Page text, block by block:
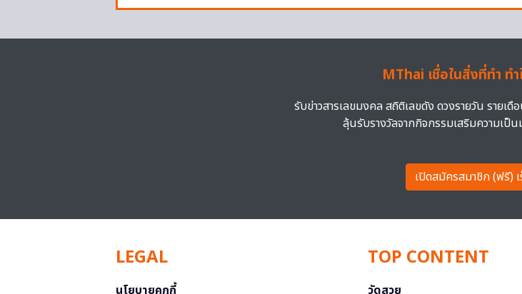
MThai เชื่อในสิ่งที่ทำ ท
รับข่าวสารเลขมงคล สถิติเลขดัง ดวงรายวัน รายเ
ลุ้นรับรางวัลจากกิจกรรมเสริมความเป็
เปิดสมัครสมาชิก (ฟรี)
LEGAL
นโยบายคุกกี้
TOP CONTENT
วัดสวย